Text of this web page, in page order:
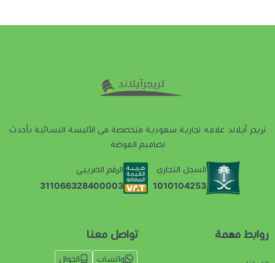
تريجر آيلاند علامه تجارية سعودية متخصصة فى الألبسة النسائية بأحدث
تصاميم الموضة
السجل التجاري
1010104253
الرقم الضريبي
311066328400003
روابط مهمة تواصل معنا
واتساب
الجوال